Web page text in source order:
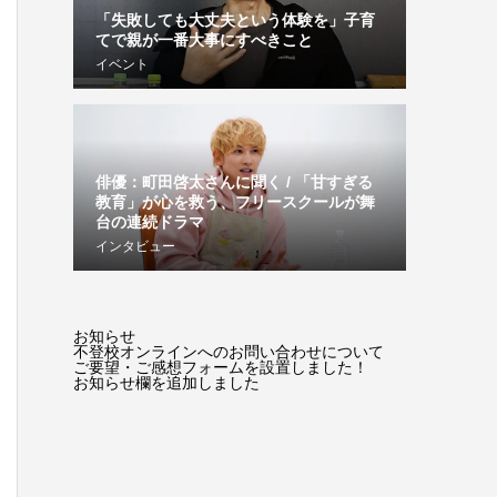
「失敗しても大丈夫という体験を」子育
てで親が一番大事にすべきこと
イベント
俳優：町田啓太さんに聞く / 「甘すぎる
教育」が心を救う、フリースクールが舞
台の連続ドラマ
インタビュー
お知らせ
不登校オンラインへのお問い合わせについて
ご要望・ご感想フォームを設置しました！
お知らせ欄を追加しました